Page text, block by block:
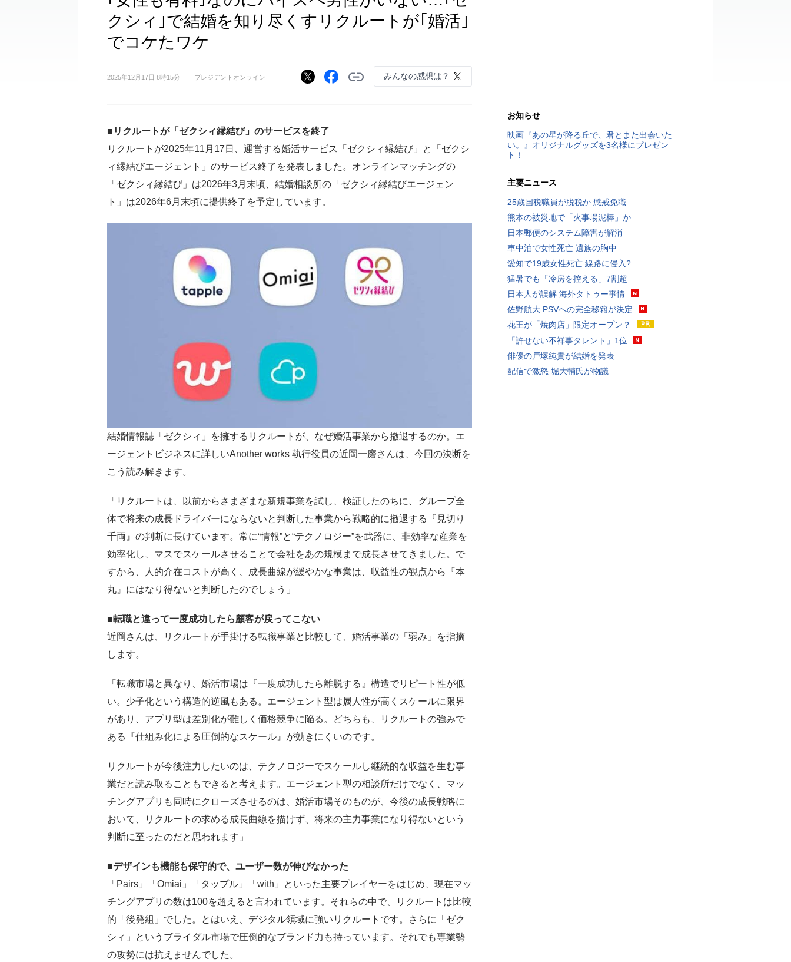
クシィ｣で結婚を知り尽くすリクルートが｢婚活｣
でコケたワケ
2025年12月17日 8時15分 プレジデントオンライン みんなの感想は？
■リクルートが「ゼクシィ縁結び」のサービスを終了
リクルートが2025年11月17日、運営する婚活サービス「ゼクシィ縁結び」と「ゼクシ
ィ縁結びエージェント」のサービス終了を発表しました。オンラインマッチングの
「ゼクシィ縁結び」は2026年3月末頃、結婚相談所の「ゼクシィ縁結びエージェン
ト」は2026年6月末頃に提供終了を予定しています。
結婚情報誌「ゼクシィ」を擁するリクルートが、なぜ婚活事業から撤退するのか。エ
ージェントビジネスに詳しいAnother works 執行役員の近岡一磨さんは、今回の決断を
こう読み解きます。
「リクルートは、以前からさまざまな新規事業を試し、検証したのちに、グループ全
体で将来の成長ドライバーにならないと判断した事業から戦略的に撤退する『見切り
千両』の判断に長けています。常に“情報”と“テクノロジー”を武器に、非効率な産業を
効率化し、マスでスケールさせることで会社をあの規模まで成長させてきました。で
すから、人的介在コストが高く、成長曲線が緩やかな事業は、収益性の観点から『本
丸』にはなり得ないと判断したのでしょう」
■転職と違って一度成功したら顧客が戻ってこない
近岡さんは、リクルートが手掛ける転職事業と比較して、婚活事業の「弱み」を指摘
します。
「転職市場と異なり、婚活市場は『一度成功したら離脱する』構造でリピート性が低
い。少子化という構造的逆風もある。エージェント型は属人性が高くスケールに限界
があり、アプリ型は差別化が難しく価格競争に陥る。どちらも、リクルートの強みで
ある『仕組み化による圧倒的なスケール』が効きにくいのです。
リクルートが今後注力したいのは、テクノロジーでスケールし継続的な収益を生む事
業だと読み取ることもできると考えます。エージェント型の相談所だけでなく、マッ
チングアプリも同時にクローズさせるのは、婚活市場そのものが、今後の成長戦略に
おいて、リクルートの求める成長曲線を描けず、将来の主力事業になり得ないという
判断に至ったのだと思われます」
■デザインも機能も保守的で、ユーザー数が伸びなかった
「Pairs」「Omiai」「タップル」「with」といった主要プレイヤーをはじめ、現在マッ
チングアプリの数は100を超えると言われています。それらの中で、リクルートは比較
的「後発組」でした。とはいえ、デジタル領域に強いリクルートです。さらに「ゼク
シィ」というブライダル市場で圧倒的なブランド力も持っています。それでも専業勢
の攻勢には抗えませんでした。
お知らせ
映画『あの星が降る丘で、君とまた出会いた
い。』オリジナルグッズを3名様にプレゼン
ト！
主要ニュース
25歳国税職員が脱税か 懲戒免職
熊本の被災地で「火事場泥棒」か
日本郵便のシステム障害が解消
車中泊で女性死亡 遺族の胸中
愛知で19歳女性死亡 線路に侵入?
猛暑でも「冷房を控える」7割超
日本人が誤解 海外タトゥー事情
佐野航大 PSVへの完全移籍が決定
花王が「焼肉店」限定オープン？
「許せない不祥事タレント」1位
俳優の戸塚純貴が結婚を発表
配信で激怒 堀大輔氏が物議